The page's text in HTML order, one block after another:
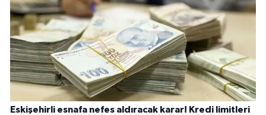
Eskişehirli esnafa nefes aldıracak karar! Kredi limitleri